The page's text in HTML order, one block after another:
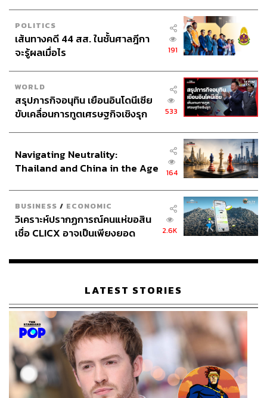
POLITICS
เส้นทางคดี 44 สส. ในชั้นศาลฎีกา
จะรู้ผลเมื่อไร
191
WORLD
สรุปภารกิจอนุทิน เยือนอินโดนีเซีย
ขับเคลื่อนการทูตเศรษฐกิจเชิงรุก
533
Navigating Neutrality:
Thailand and China in the Age
164
BUSINESS / ECONOMIC
วิเคราะห์ปรากฏการณ์คนแห่ขอสิน
เชื่อ CLICX อาจเป็นเพียงยอด
เรือนไทยที่ถูกซุกไว้
2.6K
LATEST STORIES